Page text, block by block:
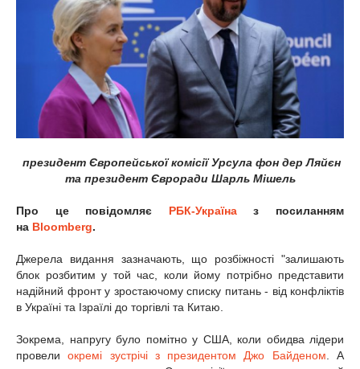
президент Європейської комісії Урсула фон дер Ляйєн
та президент Євроради Шарль Мішель
Про це повідомляє РБК-Україназ посиланням
на Bloomberg.
Джерела видання зазначають, що розбіжності "залишають
блок розбитим у той час, коли йому потрібно представити
надійний фронт у зростаючому списку питань - від конфліктів
в Україні та Ізраїлі до торгівлі та Китаю.
Зокрема, напругу було помітно у США, коли обидва лідери
провели
окремі зустрічі з президентом Джо Байденом. А